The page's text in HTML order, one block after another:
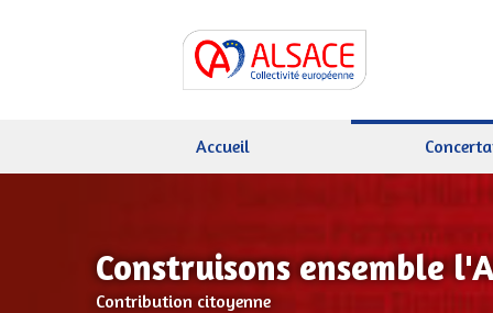
Accueil
Construisons ensemble
Contribution citoyenne